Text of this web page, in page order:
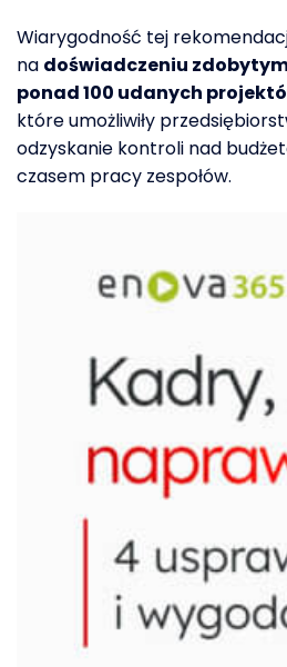
Wiarygodność tej
na doświadczeniu
ponad 100 udanych
które umożliwiły
odzyskanie kontroli nad
czasem pracy zespołów.